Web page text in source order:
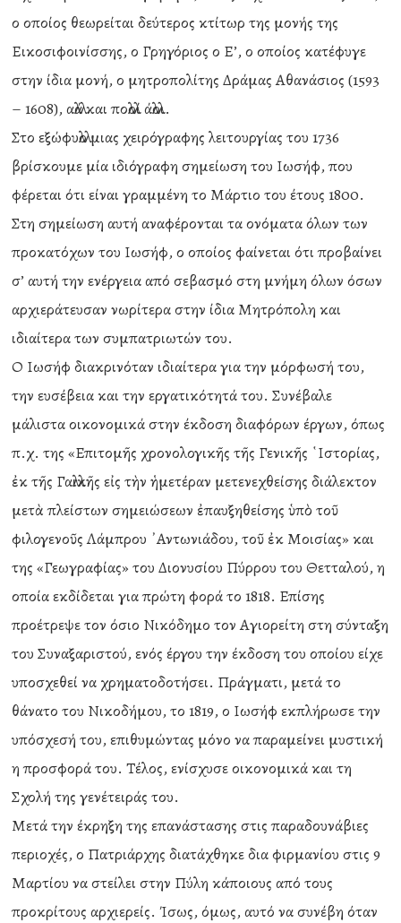
ο οποίος θεωρείται δεύτερος κτίτωρ της μονής της
Εικοσιφοινίσσης, ο Γρηγόριος ο Ε’, ο οποίος κατέφυγε
στην ίδια μονή, ο μητροπολίτης Δράμας Αθανάσιος (1593
– 1608), αλλά και πολλοί άλλοι.
Στο εξώφυλλο μιας χειρόγραφης λειτουργίας του 1736
βρίσκουμε μία ιδιόγραφη σημείωση του Ιωσήφ, που
φέρεται ότι είναι γραμμένη το Μάρτιο του έτους 1800.
Στη σημείωση αυτή αναφέρονται τα ονόματα όλων των
προκατόχων του Ιωσήφ, ο οποίος φαίνεται ότι προβαίνει
σ’ αυτή την ενέργεια από σεβασμό στη μνήμη όλων όσων
αρχιεράτευσαν νωρίτερα στην ίδια Μητρόπολη και
ιδιαίτερα των συμπατριωτών του.
Ο Ιωσήφ διακρινόταν ιδιαίτερα για την μόρφωσή του,
την ευσέβεια και την εργατικότητά του. Συνέβαλε
μάλιστα οικονομικά στην έκδοση διαφόρων έργων, όπως
π.χ. της «Επιτομῆς χρονολογικῆς τῆς Γενικῆς ῾Ιστορίας,
ἐκ τῆς Γαλλικῆς εἰς τὴν ἡμετέραν μετενεχθείσης διάλεκτον
μετὰ πλείστων σημειώσεων ἐπαυξηθείσης ὑπὸ τοῦ
φιλογενοῦς Λάμπρου ᾿Αντωνιάδου, τοῦ ἐκ Μοισίας» και
της «Γεωγραφίας» του Διονυσίου Πύρρου του Θετταλού, η
οποία εκδίδεται για πρώτη φορά το 1818. Επίσης
προέτρεψε τον όσιο Νικόδημο τον Αγιορείτη στη σύνταξη
του Συναξαριστού, ενός έργου την έκδοση του οποίου είχε
υποσχεθεί να χρηματοδοτήσει. Πράγματι, μετά το
θάνατο του Νικοδήμου, το 1819, ο Ιωσήφ εκπλήρωσε την
υπόσχεσή του, επιθυμώντας μόνο να παραμείνει μυστική
η προσφορά του. Τέλος, ενίσχυσε οικονομικά και τη
Σχολή της γενέτειράς του.
Μετά την έκρηξη της επανάστασης στις παραδουνάβιες
περιοχές, ο Πατριάρχης διατάχθηκε δια φιρμανίου στις 9
Μαρτίου να στείλει στην Πύλη κάποιους από τους
προκρίτους αρχιερείς. Ίσως, όμως, αυτό να συνέβη όταν